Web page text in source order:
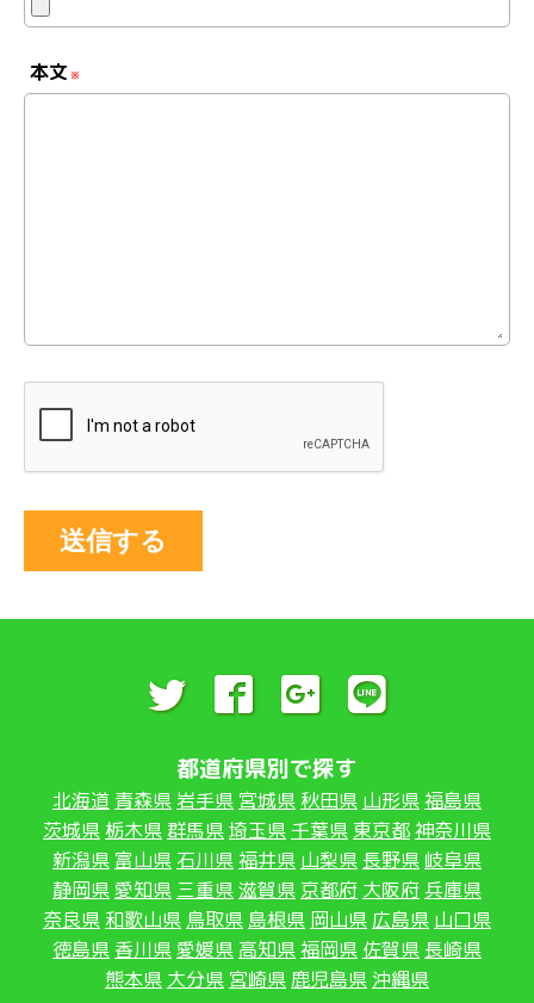
本文 ※
送信する
都道府県別で探す
北海道 青森県 岩手県 宮城県 秋田県 山形県福島県
茨城県 栃木県群馬県埼玉県 千葉県 東京都神奈川県
新潟県 富山県 石川県福井県 山梨県 長野県 岐阜県
静岡県愛知県 三重県滋賀県 京都府 大阪府 兵庫県
奈良県 和歌山県 鳥取県 島根県 岡山県 広島県 山口県
徳島県 香川県愛媛県 高知県福岡県 佐賀県 長崎県
熊本県 大分県 宮崎県 鹿児島県 沖縄県